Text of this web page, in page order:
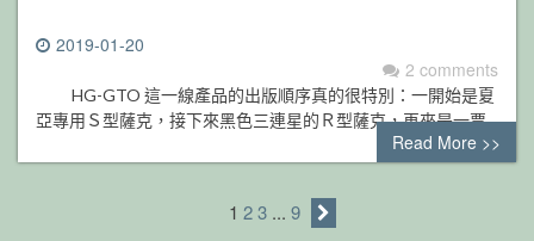
2019-01-20
2 comments
HG-GTO 這一線產品的出版順序真的很特別：一開始是夏
亞專用Ｓ型薩克，接下來黑色三連星的Ｒ型薩克，再來是一票…
Read More >>
1 2 3 ... 9